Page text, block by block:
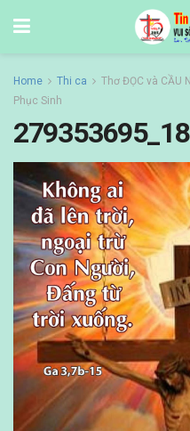
Home Thi ca
Thơ ĐỌC và CẦU
Phục Sinh